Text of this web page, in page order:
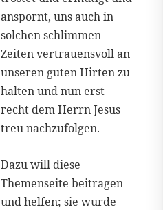
anspornt, uns auch in
solchen schlimmen
Zeiten vertrauensvoll an
unseren guten Hirten zu
halten und nun erst
recht dem Herrn Jesus
treu nachzufolgen.
Dazu will diese
Themenseite beitragen
und helfen; sie wurde